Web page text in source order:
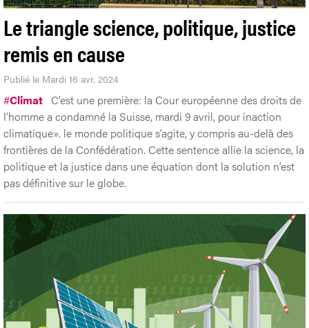
Le triangle science, politique, justice
remis en cause
Publié le Mardi 16 avr. 2024
#Climat C’est une première: la Cour européenne des droits de
l’homme a condamné la Suisse, mardi 9 avril, pour inaction
climatique». le monde politique s’agite, y compris au-delà des
frontières de la Confédération. Cette sentence allie la science, la
politique et la justice dans une équation dont la solution n’est
pas définitive sur le globe.